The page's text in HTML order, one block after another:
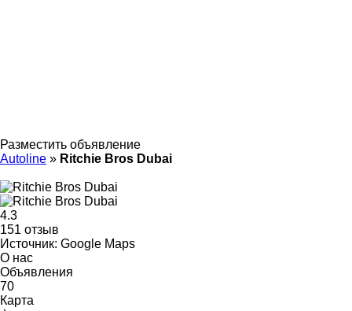
Разместить объявление
Autoline » Ritchie Bros Dubai
4.3
151 отзыв
Источник: Google Maps
О нас
Объявления
70
Карта